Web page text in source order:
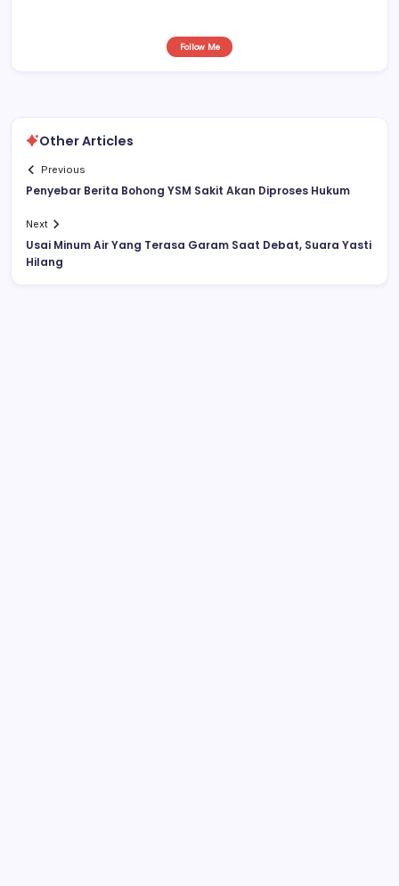
Follow Me
Other Articles
Previous
Penyebar Berita Bohong YSM Sakit Akan Diproses Hukum
Next
Usai Minum Air Yang Terasa Garam Saat Debat, Suara Yasti
Hilang